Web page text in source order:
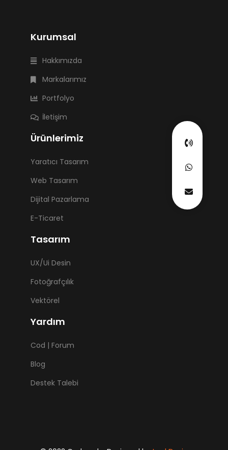
Kurumsal
Hakkımızda
Markalarımız
Portfolyo
İletişim
Ürünlerimiz
Yaratıcı Tasarım
Web Tasarım
Dijital Pazarlama
E-Ticaret
Tasarım
UX/Ui Desin
Fotoğrafçılık
Vektörel
Yardım
Cod | Forum
Blog
Destek Talebi